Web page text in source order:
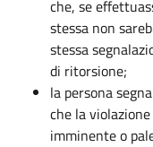
che, se
stessa non
stessa
di ritorsione;
la persona
che la
imminente o